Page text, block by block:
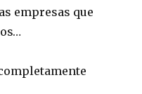
empresas que